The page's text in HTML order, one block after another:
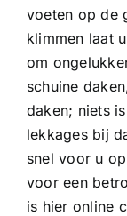
voeten op de
klimmen laat
om
schuine
daken; niets
lekkages bij
snel voor u
voor een
is hier online